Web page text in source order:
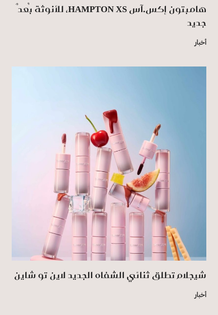
هامبتون إكس.آس HAMPTON XS، للأنوثة بُعدٌ
جديد
أخبار
شيجلام تطلق ثنائي الشفاه الجديد لاين تو شاين
أخبار